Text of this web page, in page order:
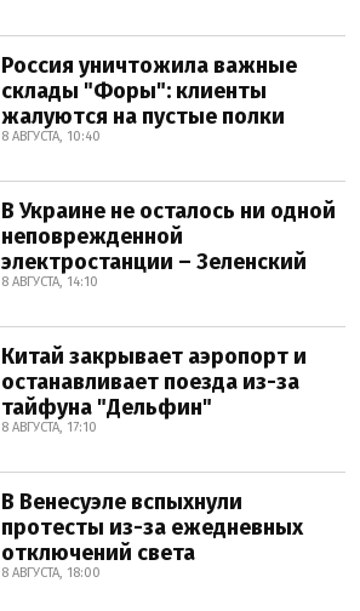
Россия уничтожила важные
склады "Форы": клиенты
жалуются на пустые полки
8 АВГУСТА, 10:40
В Украине не осталось ни одной
неповрежденной
электростанции – Зеленский
8 АВГУСТА, 14:10
Китай закрывает аэропорт и
останавливает поезда из-за
тайфуна "Дельфин"
8 АВГУСТА, 17:10
В Венесуэле вспыхнули
протесты из-за ежедневных
отключений света
8 АВГУСТА, 18:00